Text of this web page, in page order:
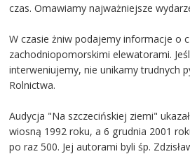
czas. Omawiamy najważniejsze
W czasie żniw podajemy informacje o
zachodniopomorskimi elewatorami.
interweniujemy, nie unikamy trudnych
Rolnictwa.
Audycja "Na szczecińskiej ziemi"
wiosną 1992 roku, a 6 grudnia 2001
po raz 500. Jej autorami byli śp.